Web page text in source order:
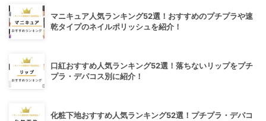
マニキュア人気ランキング52選！おすすめのプチプラや速
乾タイプのネイルポリッシュを紹介！
口紅おすすめ人気ランキング52選！落ちないリップをプチ
プラ・デパコス別に紹介！
化粧下地おすすめ人気ランキング52選！プチプラ・デパコ